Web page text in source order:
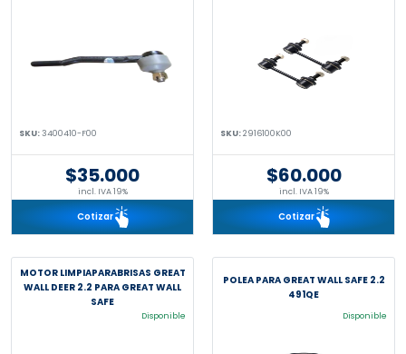
SKU:3400410-F00
$35.000
incl. IVA 19%
Cotizar
SKU:2916100K00
$60.000
incl. IVA 19%
Cotizar
MOTOR LIMPIAPARABRISAS GREAT
WALL DEER 2.2 PARA GREAT WALL
SAFE
Disponible
POLEA PARA GREAT WALL SAFE 2.2
491QE
Disponible